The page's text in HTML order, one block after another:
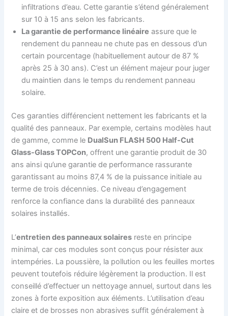
infiltrations d’eau. Cette garantie s’étend généralement
sur 10 à 15 ans selon les fabricants.
La garantie de performance linéaire assure que le
rendement du panneau ne chute pas en dessous d’un
certain pourcentage (habituellement autour de 87 %
après 25 à 30 ans). C’est un élément majeur pour juger
du maintien dans le temps du rendement panneau
solaire.
Ces garanties différencient nettement les fabricants et la
qualité des panneaux. Par exemple, certains modèles haut
de gamme, comme le DualSun FLASH 500 Half-Cut
Glass-Glass TOPCon, offrent une garantie produit de 30
ans ainsi qu’une garantie de performance rassurante
garantissant au moins 87,4 % de la puissance initiale au
terme de trois décennies. Ce niveau d’engagement
renforce la confiance dans la durabilité des panneaux
solaires installés.
L’entretien des panneaux solaires reste en principe
minimal, car ces modules sont conçus pour résister aux
intempéries. La poussière, la pollution ou les feuilles mortes
peuvent toutefois réduire légèrement la production. Il est
conseillé d’effectuer un nettoyage annuel, surtout dans les
zones à forte exposition aux éléments. L’utilisation d’eau
claire et de brosses non abrasives suffit généralement à